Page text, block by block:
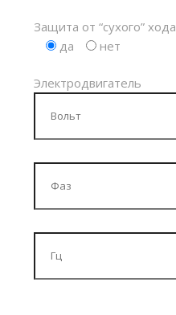
Защита от “сухого” хода
да
нет
Электродвигатель